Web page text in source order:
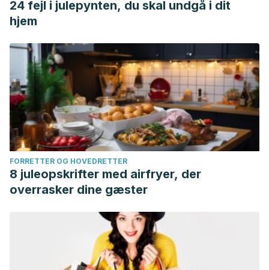
24 fejl i julepynten, du skal undgå i dit
hjem
FORRETTER OG HOVEDRETTER
8 juleopskrifter med airfryer, der
overrasker dine gæster